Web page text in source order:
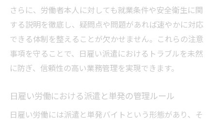
さらに、労働者本人に対しても就業条件や安全衛生に関
する説明を徹底し、疑問点や問題があれば速やかに対応
できる体制を整えることが欠かせません。これらの注意
事項を守ることで、日雇い派遣におけるトラブルを未然
に防ぎ、信頼性の高い業務管理を実現できます。
日雇い労働における派遣と単発の管理ルール
日雇い労働には派遣と単発バイトという形態があり、そ